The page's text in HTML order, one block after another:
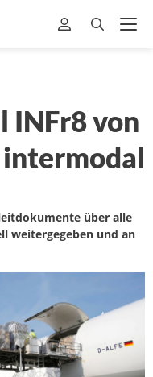
INFr8 von
über alle
weitergegeben und an